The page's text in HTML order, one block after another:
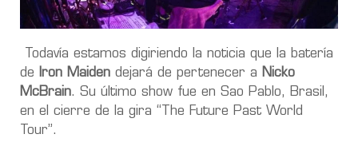
Todavía estamos digiriendo la noticia que la batería
de
Iron Maiden dejará de pertenecer a
Nicko
McBrain. Su último show fue en Sao Pablo, Brasil,
en el cierre de la gira “The Future Past World
Tour”.